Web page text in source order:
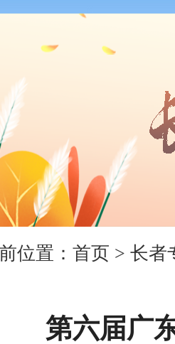
位置： 首页 > 长者
第六届广